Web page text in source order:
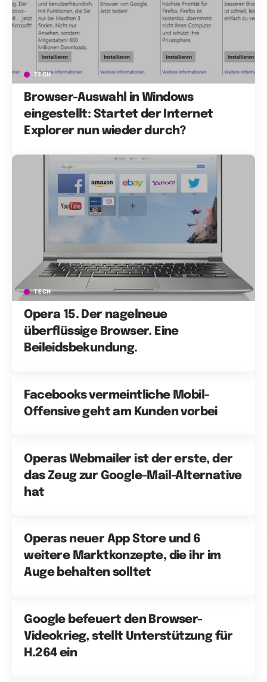
TECH
Browser-Auswahl in Windows
eingestellt: Startet der Internet
Explorer nun wieder durch?
TECH
Opera 15. Der nagelneue
überflüssige Browser. Eine
Beileidsbekundung.
Facebooks vermeintliche Mobil-
Offensive geht am Kunden vorbei
Operas Webmailer ist der erste, der
das Zeug zur Google-Mail-Alternative
hat
Operas neuer App Store und 6
weitere Marktkonzepte, die ihr im
Auge behalten solltet
Google befeuert den Browser-
Videokrieg, stellt Unterstützung für
H.264 ein